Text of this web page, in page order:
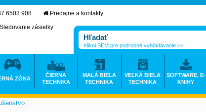
6503 908
Predajne a kontakty
Sledovanie zásielky
Klikni SEM pre podrobné vyhľadávanie >>
ZÓNA
ČIERNA
TECHNIKA
MALÁ BIELA
TECHNIKA
VEĽKÁ BIELA
TECHNIKA
SOFTWARE, E-
KNIHY